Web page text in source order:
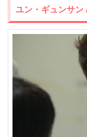
ユン・ギュンサン